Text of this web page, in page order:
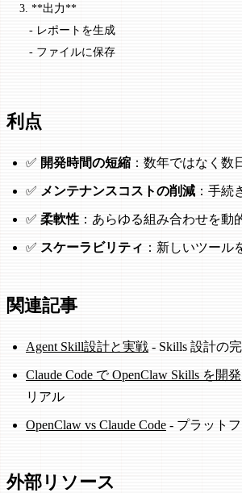
3. **出力**
   -
レポートを生成
   -
ファイルに保存
利点
✅ 開発時間の短縮 ：数年ではなく数
✅ メンテナンスコストの削減 ：手続
✅ 柔軟性 ：あらゆる組み合わせを動
✅ スケーラビリティ ：新しいツール
関連記事
Agent Skill設計と実戦 - Skills 設計の
Claude Code で OpenClaw Skills を開発
リアル
OpenClaw vs Claude Code - プラット
外部リソース